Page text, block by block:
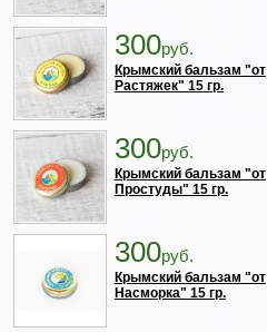
300руб.
Крымский бальзам "от
Растяжек" 15 гр.
300руб.
Крымский бальзам "от
Простуды" 15 гр.
300руб.
Крымский бальзам "от
Насморка" 15 гр.